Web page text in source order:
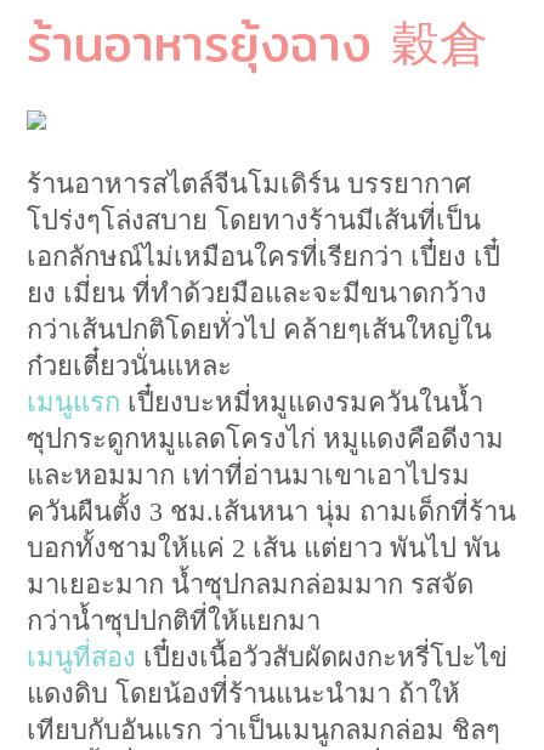
ร้านอาหารยุ้งฉาง 穀倉
ร้านอาหารสไตล์จีนโมเดิร์น บรรยากาศ
โปร่งๆโล่งสบาย โดยทางร้านมีเส้นที่เป็น
เอกลักษณ์ไม่เหมือนใครที่เรียกว่า เปี๋ยง เปี๋
ยง เมี่ยน ที่ทำด้วยมือและจะมีขนาดกว้าง
กว่าเส้นปกติโดยทั่วไป คล้ายๆเส้นใหญ่ใน
ก๋วยเตี๋ยวนั่นแหละ
เมนูแรก เปี๋ยงบะหมี่หมูแดงรมควันในน้ำ
ซุปกระดูกหมูแลดโครงไก่ หมูแดงคือดีงาม
และหอมมาก เท่าที่อ่านมาเขาเอาไปรม
ควันผืนตั้ง 3 ชม.เส้นหนา นุ่ม ถามเด็กที่ร้าน
บอกทั้งชามให้แค่ 2 เส้น แต่ยาว พันไป พัน
มาเยอะมาก น้ำซุปกลมกล่อมมาก รสจัด
กว่าน้ำซุปปกติที่ให้แยกมา
เมนูที่สอง เปี๋ยงเนื้อวัวสับผัดผงกะหรี่โปะไข่
แดงดิบ โดยน้องที่ร้านแนะนำมา ถ้าให้
เทียบกับอันแรก ว่าเป็นเมนูกลมกล่อม ชิลๆ